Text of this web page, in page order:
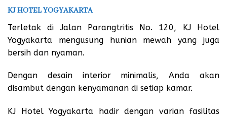
KJ HOTEL YOGYAKARTA
Terletak di Jalan Parangtritis No. 120, KJ Hotel
Yogyakarta mengusung hunian mewah yang juga
bersih dan nyaman.
Dengan desain interior minimalis, Anda akan
disambut dengan kenyamanan di setiap kamar.
KJ Hotel Yogyakarta hadir dengan varian fasilitas